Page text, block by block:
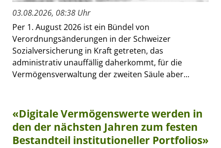
03.08.2026, 08:38 Uhr
Per 1. August 2026 ist ein Bündel von
Verordnungsänderungen in der Schweizer
Sozialversicherung in Kraft getreten, das
administrativ unauffällig daherkommt, für die
Vermögensverwaltung der zweiten Säule aber...
«Digitale Vermögenswerte werden in
den der nächsten Jahren zum festen
Bestandteil institutioneller Portfolios»